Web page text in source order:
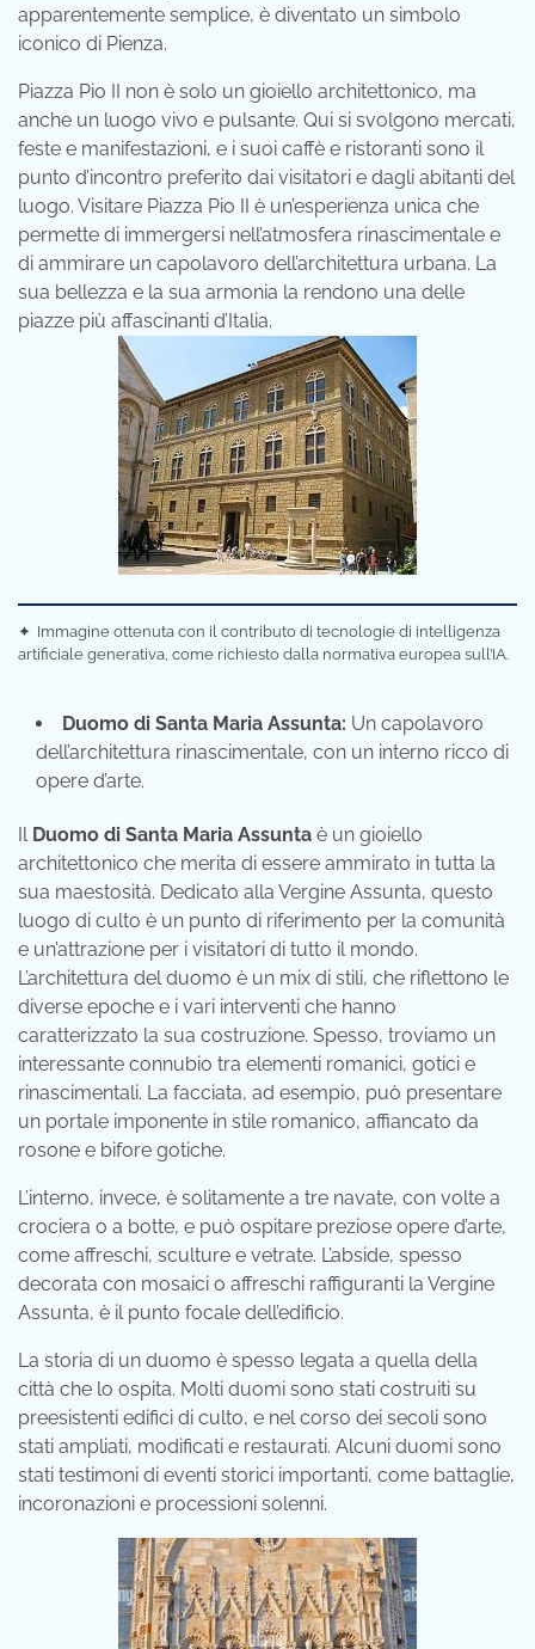
apparentemente semplice, è diventato un simbolo
iconico di Pienza.
Piazza Pio II non è solo un gioiello architettonico, ma
anche un luogo vivo e pulsante. Qui si svolgono mercati,
feste e manifestazioni, e i suoi caffè e ristoranti sono il
punto d’incontro preferito dai visitatori e dagli abitanti del
luogo. Visitare Piazza Pio II è un’esperienza unica che
permette di immergersi nell’atmosfera rinascimentale e
di ammirare un capolavoro dell’architettura urbana. La
sua bellezza e la sua armonia la rendono una delle
piazze più affascinanti d’Italia.
✦ Immagine ottenuta con il contributo di tecnologie di intelligenza
artificiale generativa, come richiesto dalla normativa europea sull’IA.
Duomo di Santa Maria Assunta: Un capolavoro
dell’architettura rinascimentale, con un interno ricco di
opere d’arte.
Il Duomo di Santa Maria Assunta è un gioiello
architettonico che merita di essere ammirato in tutta la
sua maestosità. Dedicato alla Vergine Assunta, questo
luogo di culto è un punto di riferimento per la comunità
e un’attrazione per i visitatori di tutto il mondo.
L’architettura del duomo è un mix di stili, che riflettono le
diverse epoche e i vari interventi che hanno
caratterizzato la sua costruzione. Spesso, troviamo un
interessante connubio tra elementi romanici, gotici e
rinascimentali. La facciata, ad esempio, può presentare
un portale imponente in stile romanico, affiancato da
rosone e bifore gotiche.
L’interno, invece, è solitamente a tre navate, con volte a
crociera o a botte, e può ospitare preziose opere d’arte,
come affreschi, sculture e vetrate. L’abside, spesso
decorata con mosaici o affreschi raffiguranti la Vergine
Assunta, è il punto focale dell’edificio.
La storia di un duomo è spesso legata a quella della
città che lo ospita. Molti duomi sono stati costruiti su
preesistenti edifici di culto, e nel corso dei secoli sono
stati ampliati, modificati e restaurati. Alcuni duomi sono
stati testimoni di eventi storici importanti, come battaglie,
incoronazioni e processioni solenni.